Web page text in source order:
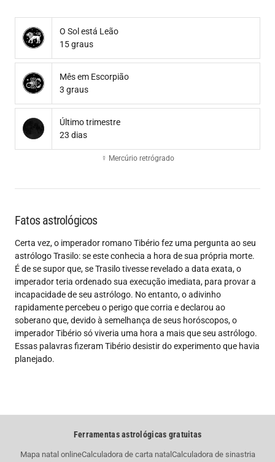
O Sol está Leão
15 graus
Mês em Escorpião
3 graus
Último trimestre
23 dias
☿ Mercúrio retrógrado
Fatos astrológicos
Certa vez, o imperador romano Tibério fez uma pergunta ao seu
astrólogo Trasilo: se este conhecia a hora de sua própria morte.
É de se supor que, se Trasilo tivesse revelado a data exata, o
imperador teria ordenado sua execução imediata, para provar a
incapacidade de seu astrólogo. No entanto, o adivinho
rapidamente percebeu o perigo que corria e declarou ao
soberano que, devido à semelhança de seus horóscopos, o
imperador Tibério só viveria uma hora a mais que seu astrólogo.
Essas palavras fizeram Tibério desistir do experimento que havia
planejado.
Ferramentas astrológicas gratuitas
Mapa natal onlineCalculadora de carta natal Calculadora de sinastria